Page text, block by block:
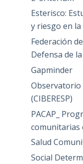
Esterisco:
y riesgo en
Federación
Defensa de
Gapminder
Observatorio
(CIBERESP)
PACAP_
comunitarias
Salud
Social